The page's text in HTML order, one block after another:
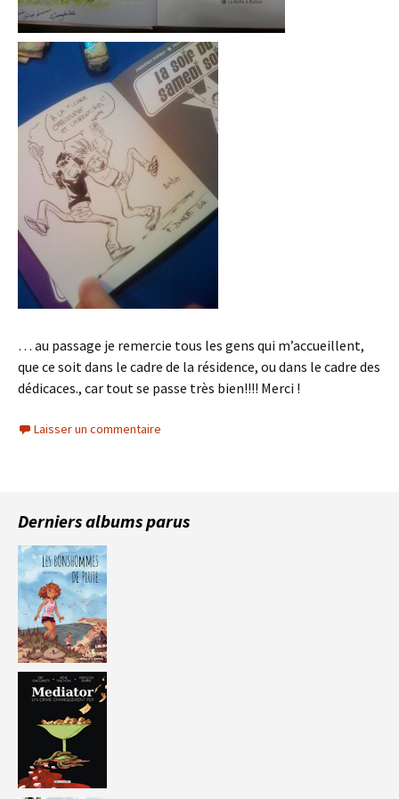
… au passage je remercie tous les gens qui m’accueillent,
que ce soit dans le cadre de la résidence, ou dans le cadre des
dédicaces., car tout se passe très bien!!!! Merci !
Laisser un commentaire
Derniers albums parus